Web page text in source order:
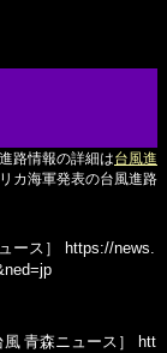
路情報の詳細は台風進
リカ海軍発表の台風進路
ース］
風 青森ニュース］